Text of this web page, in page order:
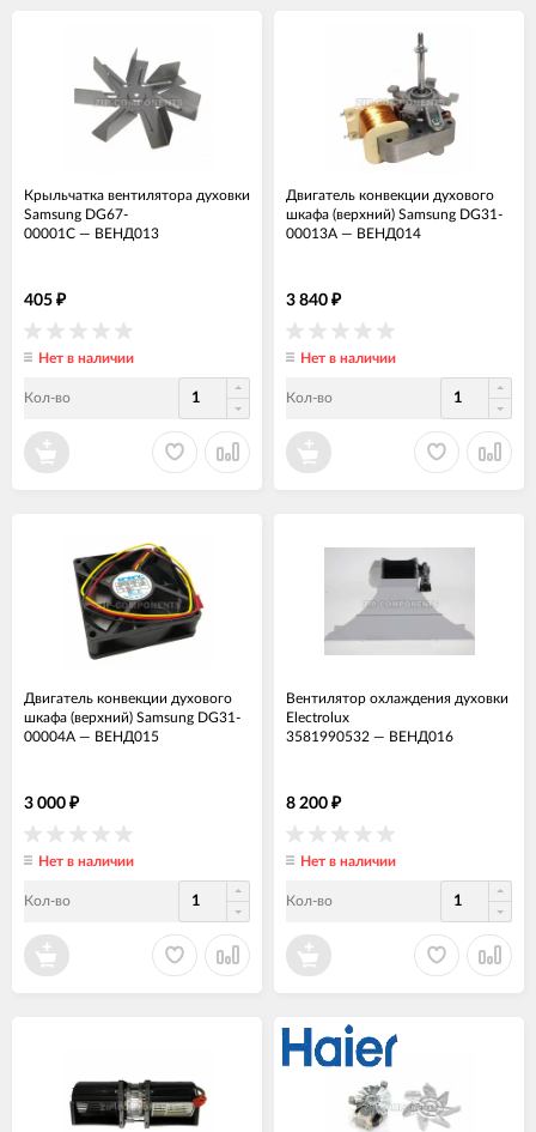
Крыльчатка вентилятора духовки
Samsung DG67-
00001C — ВЕНД013
405 ₽
Нет в наличии
Кол-во
Двигатель конвекции духового
шкафа (верхний) Samsung DG31-
00013A — ВЕНД014
3 840 ₽
Нет в наличии
Кол-во
Двигатель конвекции духового
шкафа (верхний) Samsung DG31-
00004A — ВЕНД015
3 000 ₽
Нет в наличии
Кол-во
Вентилятор охлаждения духовки
Electrolux
3581990532 — ВЕНД016
8 200 ₽
Нет в наличии
Кол-во